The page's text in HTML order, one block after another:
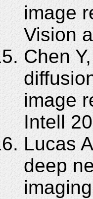
image
Vision
Chen
image
Intell
Lucas
deep